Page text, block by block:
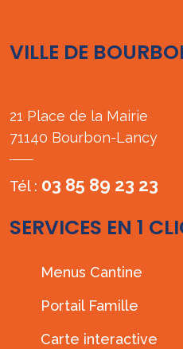
VILLE DE
21 Place de la Mairie
71140 Bourbon-Lancy
Tél : 03 85 89 23 23
SERVICES EN 1
Menus Cantine
Portail Famille
Carte interactive